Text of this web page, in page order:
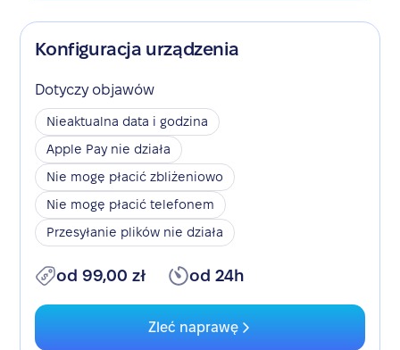
Konfiguracja urządzenia
Dotyczy objawów
Nieaktualna data i godzina
Apple Pay nie działa
Nie mogę płacić zbliżeniowo
Nie mogę płacić telefonem
Przesyłanie plików nie działa
od 99,00 zł od 24h
Zleć naprawę